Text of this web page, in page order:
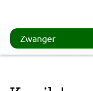
Zwanger